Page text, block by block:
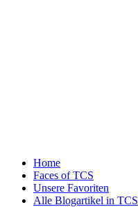
Home
Faces of TCS
Unsere Favoriten
Alle Blogartikel in TCS